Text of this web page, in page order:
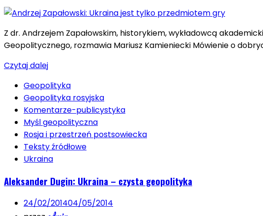
Z dr. Andrzejem Zapałowskim, historykiem, wykładowcą
Geopolitycznego, rozmawia Mariusz Kamieniecki Mówienie o
Czytaj dalej
Geopolityka
Geopolityka rosyjska
Komentarze-publicystyka
Myśl geopolityczna
Rosja i przestrzeń postsowiecka
Teksty źródłowe
Ukraina
Aleksander Dugin: Ukraina – czysta geopolityka
24/02/201404/05/2014